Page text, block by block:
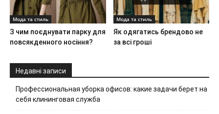
Мода та стиль
З чим поєднувати парку для
повсякденного носіння?
Мода та стиль
Як одягатись брендово не
за всі гроші
Недавні записи
Профессиональная уборка офисов: какие задачи берет на
себя клининговая служба